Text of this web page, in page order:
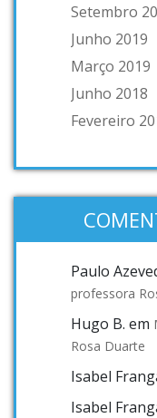
Setembro
Junho 2019
Março 2019
Junho 2018
Fevereiro
Paulo
professora
Hugo B. em
Rosa Duarte
Isabel
Isabel